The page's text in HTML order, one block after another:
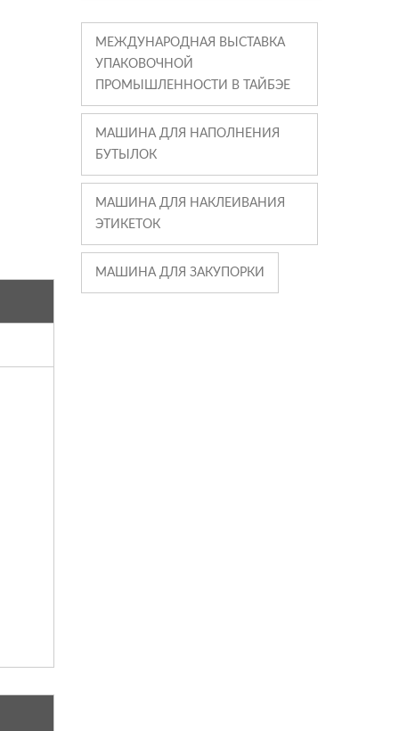
МЕЖДУНАРОДНАЯ ВЫСТАВКА
УПАКОВОЧНОЙ
ПРОМЫШЛЕННОСТИ В ТАЙБЭЕ
МАШИНА ДЛЯ НАПОЛНЕНИЯ
БУТЫЛОК
МАШИНА ДЛЯ НАКЛЕИВАНИЯ
ЭТИКЕТОК
МАШИНА ДЛЯ ЗАКУПОРКИ